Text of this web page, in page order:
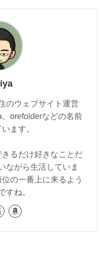
のウェブサイト運営
orefolderなどの名前
ます。
るだけ好きなことだ
ながら生活していま
の一番上に来るよう
すね。